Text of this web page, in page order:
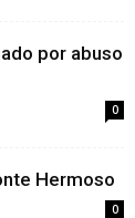
por abuso
0
Hermoso
0